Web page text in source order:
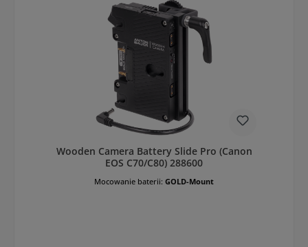
Wooden Camera Battery Slide Pro (Canon
EOS C70/C80) 288600
Mocowanie baterii: GOLD-Mount